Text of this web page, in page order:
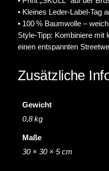
• Kleines Leder-Label-Tag
• 100 % Baumwolle –
Style-Tipp: Kombiniere mit
einen entspannten
Zusätzliche
Gewicht
0,8 kg
Maße
30 × 30 × 5 cm